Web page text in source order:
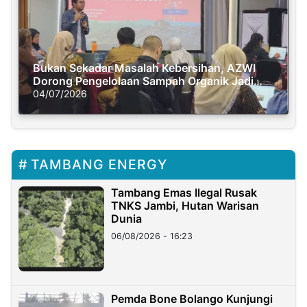
Bukan Sekadar Masalah Kebersihan, AZWI
Dorong Pengelolaan Sampah Organik Jadi
Solusi Krisis Iklim
04/07/2026
TAMBANG ENERGY
Tambang Emas Ilegal Rusak
TNKS Jambi, Hutan Warisan
Dunia
06/08/2026 - 16:23
Pemda Bone Bolango Kunjungi